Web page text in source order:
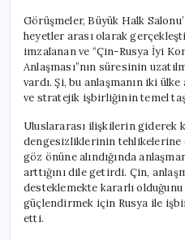
Görüşmeler, Büyük Halk
heyetler arası olarak
imzalanan ve “Çin-Rusya İyi
Anlaşması”nın süresinin
vardı. Şi, bu anlaşmanın iki
ve stratejik işbirliğinin temel
Uluslararası ilişkilerin giderek
dengesizliklerinin tehlikelerine
göz önüne alındığında
arttığını dile getirdi. Çin,
desteklemekte kararlı
güçlendirmek için Rusya ile
etti.